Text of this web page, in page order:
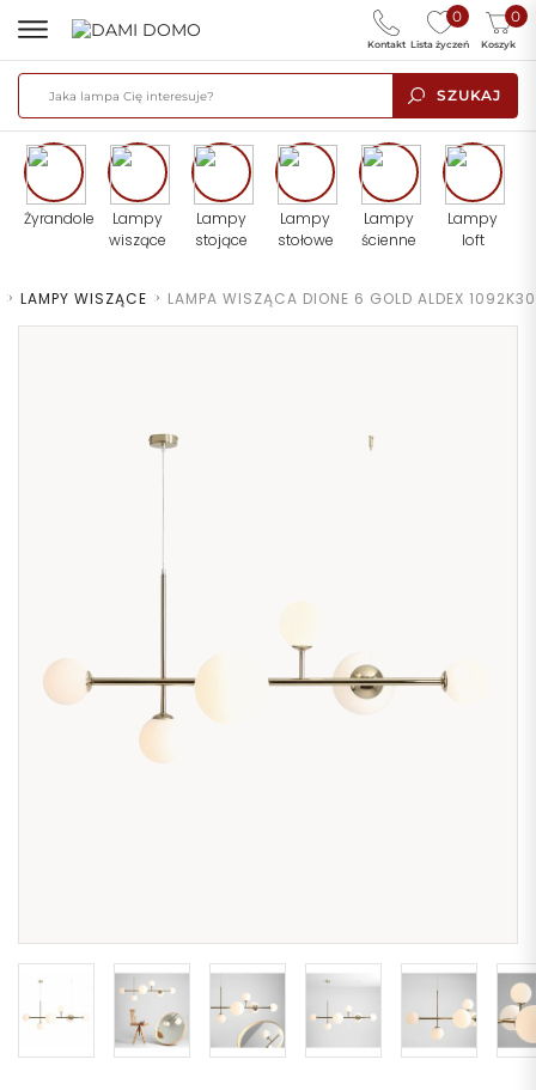
SZUKAJ
0
Lista życzeń
0
Koszyk
Kontakt
Żyrandole
Lampy
wiszące
Lampy
stojące
Lampy
stołowe
Lampy
ścienne
Lampy
loft
> LAMPY WISZĄCE > LAMPA WISZĄCA DIONE 6 GOLD ALDEX 1092K30